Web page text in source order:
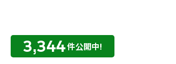
住まいの専門店 ハウスネット不動産ガイド
3,344件公開中!